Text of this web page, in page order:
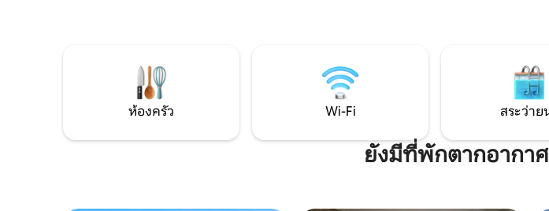
para parejas, amigos o compañeros de
viaje, combina la belleza de la
arquitectura modernista original con una
decoración contemporánea que crea un
ambiente relajado y sofisticado. El
apartamento de 55 m² está distribuido en
ส่
ห้องครัว Wi-Fi สระว่าย
ยังมีที่พักตากอากาศ